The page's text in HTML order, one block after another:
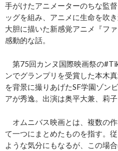
手がけたアニメーターのちな監
ッグを組み、アニメに生命を吹
大胆に描いた新感覚アニメ『フ
感動的な話。
第75回カンヌ国際映画祭の
ンでグランプリを受賞した本木
を背景に撮りあげたSF学園ゾン
アが秀逸。出演は奥平大兼、莉
オムニバス映画とは、複数の
て一つにまとめたものを指す。
ような気分にもなるが、この場